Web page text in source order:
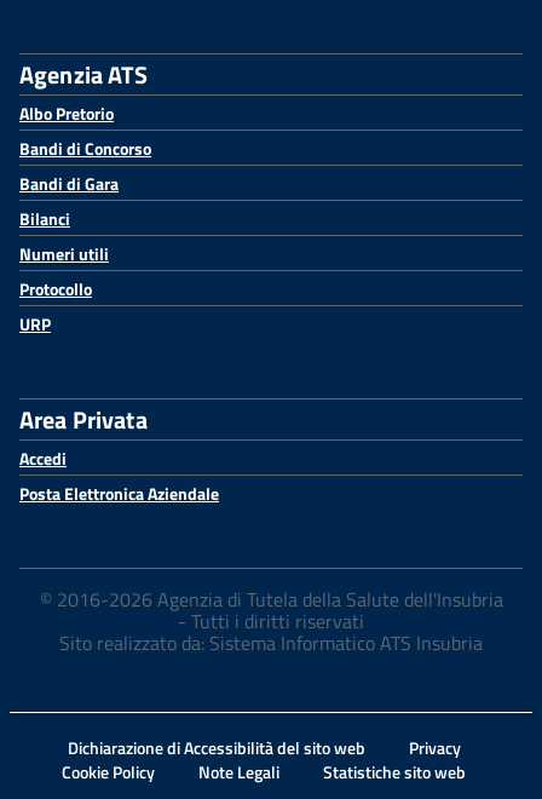
Agenzia ATS
Albo Pretorio
Bandi di Concorso
Bandi di Gara
Bilanci
Numeri utili
Protocollo
URP
Area Privata
Accedi
Posta Elettronica Aziendale
© 2016-2026 Agenzia di Tutela della Salute dell'Insubria
- Tutti i diritti riservati
Sito realizzato da: Sistema Informatico ATS Insubria
Dichiarazione di Accessibilità del sito web
Privacy
Cookie Policy
Note Legali Statistiche sito web